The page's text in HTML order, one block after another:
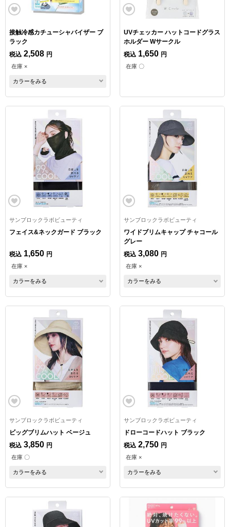
接触冷感カチューシャバイザー ブ
ラック
税込 2,508 円
在庫 ×
カラーをみる
UVチェッカー ハットコードグラス
ホルダー Wサークル
税込 1,650 円
在庫 〇
サンブロックラボビューティ
フェイス&ネックガード ブラック
税込 1,650 円
在庫 ×
カラーをみる
サンブロックラボビューティ
ワイドブリムキャップ チャコール
グレー
税込 3,080 円
在庫 ×
カラーをみる
サンブロックラボビューティ
ビッグブリムハット ベージュ
税込 3,850 円
在庫 〇
カラーをみる
サンブロックラボビューティ
ドローコードハット ブラック
税込 2,750 円
在庫 ×
カラーをみる